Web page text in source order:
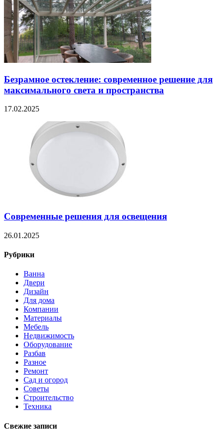
Безрамное остекление: современное решение для
максимального света и пространства
17.02.2025
Современные решения для освещения
26.01.2025
Рубрики
Ванна
Двери
Дизайн
Для дома
Компании
Материалы
Мебель
Недвижимость
Оборудование
Разбав
Разное
Ремонт
Сад и огород
Советы
Строительство
Техника
Свежие записи